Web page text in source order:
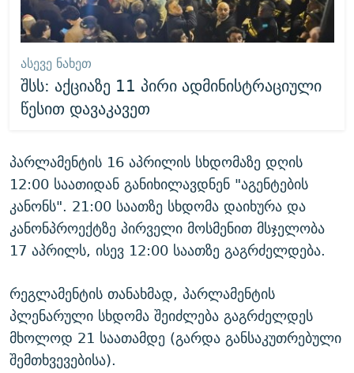
ᲐᲡᲔᲕᲔ ᲜᲐᲮᲔᲗ
შსს: აქციაზე 11 პირი ადმინისტრაციული
წესით დავაკავეთ
პარლამენტის 16 აპრილის სხდომაზე დღის
12:00 საათიდან განიხილავდნენ "აგენტების
კანონს". 21:00 საათზე სხდომა დაიხურა და
კანონპროექტზე პირველი მოსმენით მსჯელობა
17 აპრილს, ისევ 12:00 საათზე გაგრძელდება.
რეგლამენტის თანახმად, პარლამენტის
პლენარული სხდომა შეიძლება გაგრძელდეს
მხოლოდ 21 საათამდე (გარდა განსაკუთრებული
შემთხვევებისა).